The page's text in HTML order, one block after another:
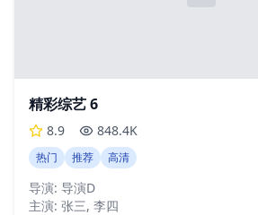
精彩综艺 6
8.9 848.4K
热门 推荐 高清
导演: 导演D
主演: 张三, 李四